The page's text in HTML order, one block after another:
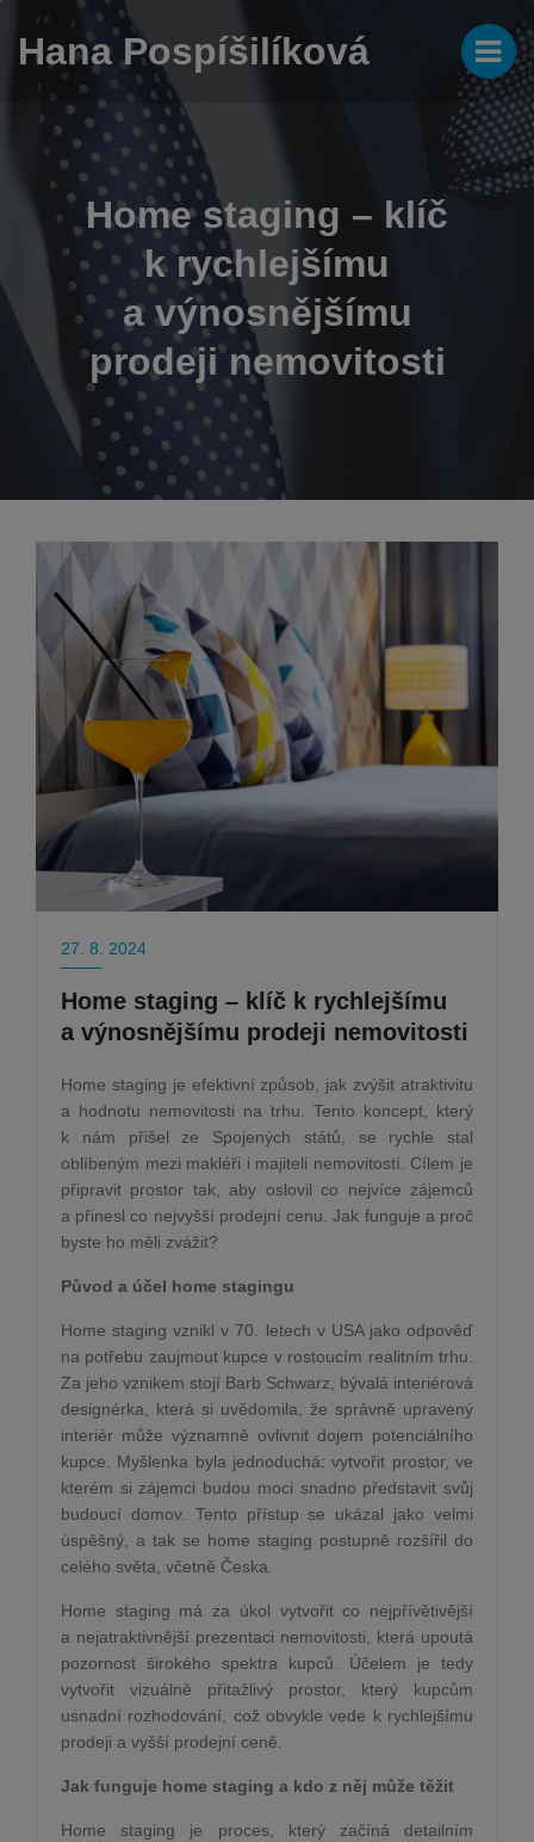
Hana Pospíšilíková
Home staging – klíč
k rychlejšímu
a výnosnějšímu
prodeji nemovitosti
27. 8. 2024
Home staging – klíč k rychlejšímu
a výnosnějšímu prodeji nemovitosti
Home staging je efektivní způsob, jak zvýšit atraktivitu
a hodnotu nemovitosti na trhu. Tento koncept, který
k nám přišel ze Spojených států, se rychle stal
oblíbeným mezi makléři i majiteli nemovitostí. Cílem je
připravit prostor tak, aby oslovil co nejvíce zájemců
a přinesl co nejvyšší prodejní cenu. Jak funguje a proč
byste ho měli zvážit?
Původ a účel home stagingu
Home staging vznikl v 70. letech v USA jako odpověď
na potřebu zaujmout kupce v rostoucím realitním trhu.
Za jeho vznikem stojí Barb Schwarz, bývalá interiérová
designérka, která si uvědomila, že správně upravený
interiér může významně ovlivnit dojem potenciálního
kupce. Myšlenka byla jednoduchá: vytvořit prostor, ve
kterém si zájemci budou moci snadno představit svůj
budoucí domov. Tento přístup se ukázal jako velmi
úspěšný, a tak se home staging postupně rozšířil do
celého světa, včetně Česka.
Home staging má za úkol vytvořit co nejpřívětivější
a nejatraktivnější prezentaci nemovitosti, která upoutá
pozornost širokého spektra kupců. Účelem je tedy
vytvořit vizuálně přitažlivý prostor, který kupcům
usnadní rozhodování, což obvykle vede k rychlejšímu
prodeji a vyšší prodejní ceně.
Jak funguje home staging a kdo z něj může těžit
Home staging je proces, který začíná detailním